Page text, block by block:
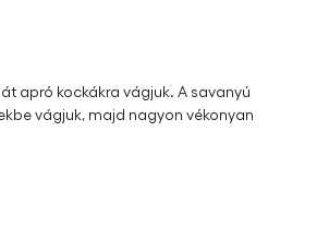
apró kockákra vágjuk. A savanyú
vágjuk, majd nagyon vékonyan